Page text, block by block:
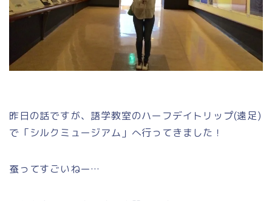
昨日の話ですが、語学教室のハーフデイトリップ(遠足)
で「シルクミュージアム」へ行ってきました！
蚕ってすごいねー…